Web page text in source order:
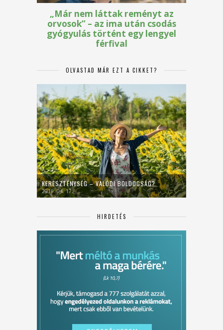
OLVASTAD MÁR EZT A CIKKET?
KERESZTÉNYSÉG – VALÓDI BOLDOGSÁG?
2016. 04. 17.
HIRDETÉS